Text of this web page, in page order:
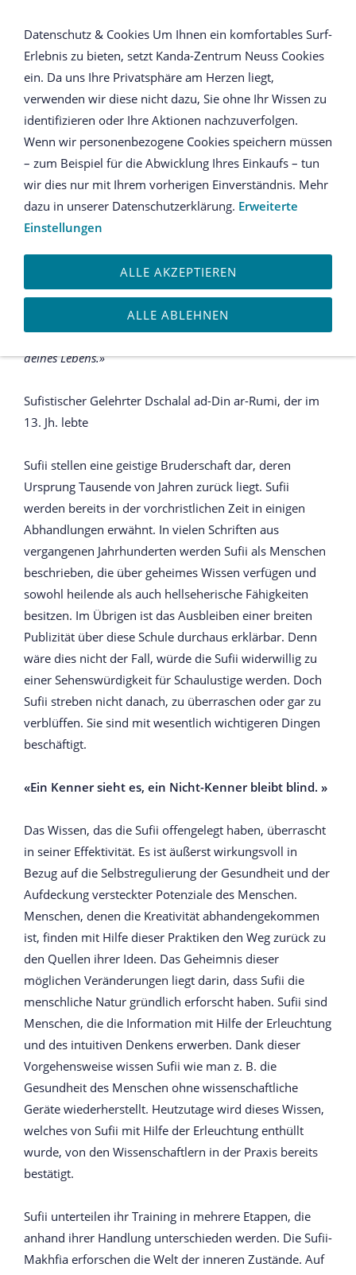
S.U.F.I. - Schule der
Intuition
HINTERGRUND
Die Lehren der Sufii – Wer sind die Sufii?
«Der Körper gleicht einem Brief. Wirf einen Blick hinein
und sieh dir an, ob dieser Brief den Blick des Schöpfers
verdient.Tritt zur Seite und lies den Inhalt des Briefes
erneut. Wenn dieser Brief es nicht verdient, dass der
Schöpfer seinen Blick hineinwirft, lösche den Inhalt.
Ändere ihn und schreibe einen neuen Brief. Einen Brief
deines Lebens.»
Sufistischer Gelehrter Dschalal ad-Din ar-Rumi, der im
13. Jh. lebte
Sufii stellen eine geistige Bruderschaft dar, deren
Ursprung Tausende von Jahren zurück liegt. Sufii
werden bereits in der vorchristlichen Zeit in einigen
Abhandlungen erwähnt. In vielen Schriften aus
vergangenen Jahrhunderten werden Sufii als Menschen
beschrieben, die über geheimes Wissen verfügen und
sowohl heilende als auch hellseherische Fähigkeiten
besitzen. Im Übrigen ist das Ausbleiben einer breiten
Publizität über diese Schule durchaus erklärbar. Denn
wäre dies nicht der Fall, würde die Sufii widerwillig zu
einer Sehenswürdigkeit für Schaulustige werden. Doch
Sufii streben nicht danach, zu überraschen oder gar zu
verblüffen. Sie sind mit wesentlich wichtigeren Dingen
beschäftigt.
«Ein Kenner sieht es, ein Nicht-Kenner bleibt blind. »
Das Wissen, das die Sufii offengelegt haben, überrascht
in seiner Effektivität. Es ist äußerst wirkungsvoll in
Bezug auf die Selbstregulierung der Gesundheit und der
Aufdeckung versteckter Potenziale des Menschen.
Menschen, denen die Kreativität abhandengekommen
ist, finden mit Hilfe dieser Praktiken den Weg zurück zu
den Quellen ihrer Ideen. Das Geheimnis dieser
möglichen Veränderungen liegt darin, dass Sufii die
menschliche Natur gründlich erforscht haben. Sufii sind
Menschen, die die Information mit Hilfe der Erleuchtung
und des intuitiven Denkens erwerben. Dank dieser
Vorgehensweise wissen Sufii wie man z. B. die
Gesundheit des Menschen ohne wissenschaftliche
Geräte wiederherstellt. Heutzutage wird dieses Wissen,
welches von Sufii mit Hilfe der Erleuchtung enthüllt
wurde, von den Wissenschaftlern in der Praxis bereits
bestätigt.
Sufii unterteilen ihr Training in mehrere Etappen, die
anhand ihrer Handlung unterschieden werden. Die Sufii-
Makhfia erforschen die Welt der inneren Zustände. Auf
Datenschutz & Cookies Um Ihnen ein komfortables Surf-
Erlebnis zu bieten, setzt Kanda-Zentrum Neuss Cookies
ein. Da uns Ihre Privatsphäre am Herzen liegt,
verwenden wir diese nicht dazu, Sie ohne Ihr Wissen zu
identifizieren oder Ihre Aktionen nachzuverfolgen.
Wenn wir personenbezogene Cookies speichern müssen
– zum Beispiel für die Abwicklung Ihres Einkaufs – tun
wir dies nur mit Ihrem vorherigen Einverständnis. Mehr
dazu in unserer Datenschutzerklärung. Erweiterte
Einstellungen
ALLE AKZEPTIEREN
ALLE ABLEHNEN